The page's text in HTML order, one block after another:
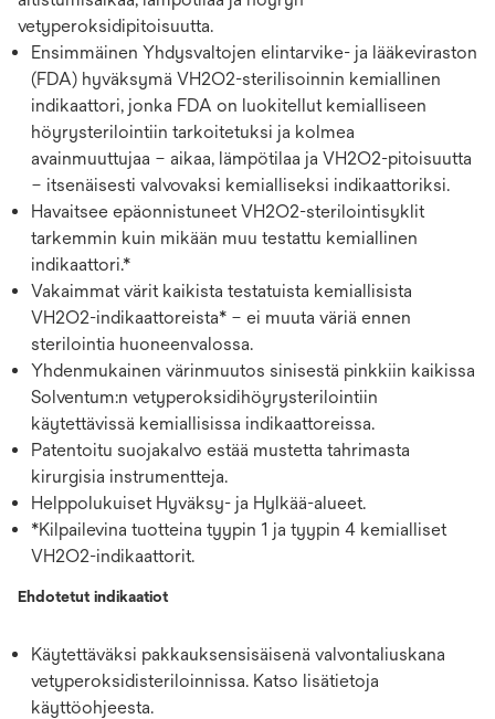
vetyperoksidipitoisuutta.
Ensimmäinen Yhdysvaltojen elintarvike- ja lääkeviraston
(FDA) hyväksymä VH2O2-sterilisoinnin kemiallinen
indikaattori, jonka FDA on luokitellut kemialliseen
höyrysterilointiin tarkoitetuksi ja kolmea
avainmuuttujaa – aikaa, lämpötilaa ja VH2O2-pitoisuutta
– itsenäisesti valvovaksi kemialliseksi indikaattoriksi.
Havaitsee epäonnistuneet VH2O2-sterilointisyklit
tarkemmin kuin mikään muu testattu kemiallinen
indikaattori.*
Vakaimmat värit kaikista testatuista kemiallisista
VH2O2-indikaattoreista* – ei muuta väriä ennen
sterilointia huoneenvalossa.
Yhdenmukainen värinmuutos sinisestä pinkkiin kaikissa
Solventum:n vetyperoksidihöyrysterilointiin
käytettävissä kemiallisissa indikaattoreissa.
Patentoitu suojakalvo estää mustetta tahrimasta
kirurgisia instrumentteja.
Helppolukuiset Hyväksy- ja Hylkää-alueet.
*Kilpailevina tuotteina tyypin 1 ja tyypin 4 kemialliset
VH2O2-indikaattorit.
Ehdotetut indikaatiot
Käytettäväksi pakkauksensisäisenä valvontaliuskana
vetyperoksidisteriloinnissa. Katso lisätietoja
käyttöohjeesta.